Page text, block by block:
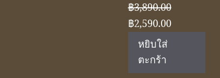
฿3,890.00
Original
price
was:
฿3,890.00.
฿2,590.00Current
฿2,590.00.
หยิบใส่
ตะกร้า